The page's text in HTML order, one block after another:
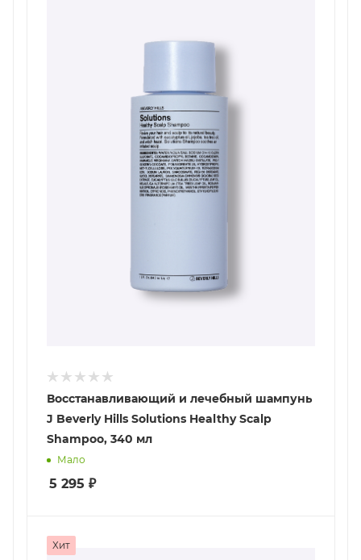
Восстанавливающий и лечебный шампунь
J Beverly Hills Solutions Healthy Scalp
Shampoo, 340 мл
Мало
5 295 ₽
Хит